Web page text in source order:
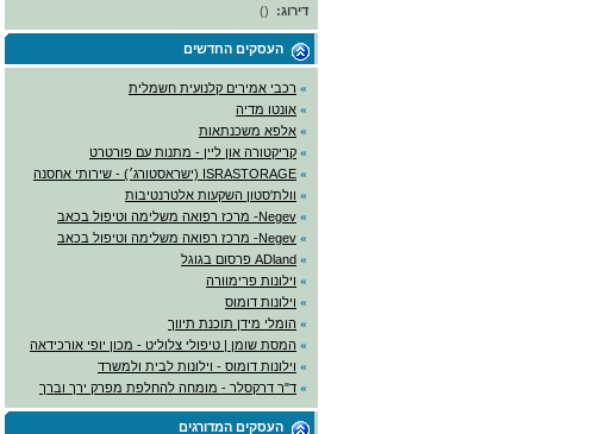
דירוג:
(
)
העסקים החדשים
» רכבי אמירים קלנועית חשמלית
» אונטו מדיה
» אלפא משכנתאות
» קריקטורה און ליין - מתנות עם פורטרט
» ISRASTORAGE (ישראסטורג׳) - שירותי אחסנה
» וולת'סטון השקעות אלטרנטיבות
» Negev- מרכז רפואה משלימה וטיפול בכאב
» Negev- מרכז רפואה משלימה וטיפול בכאב
» ADland פרסום בגוגל
» וילונות פרימוורה
» וילונות דומוס
» הומלי מידן תוכנת תיווך
» המסת שומן | טיפולי צלוליט - מכון יופי אורכידאה
» וילונות דומוס - וילונות לבית ולמשרד
» ד"ר דרקסלר - מומחה להחלפת מפרק ירך וברך
העסקים המדורגים